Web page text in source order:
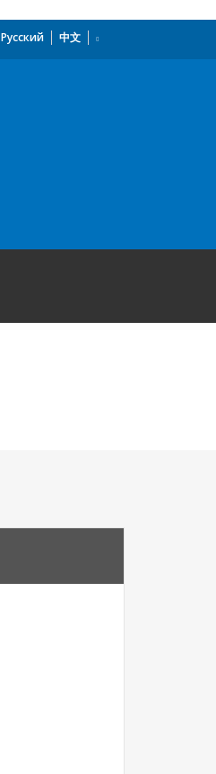
Русский 中文